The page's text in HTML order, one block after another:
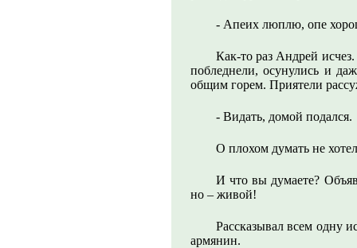
- Апеих люплю, опе
Как-то раз Андрей
побледнели, осунулись и
общим горем. Приятели
- Видать, домой подался.
О плохом думать не
И что вы думаете?
но – живой!
Рассказывал всем одну
армянин.